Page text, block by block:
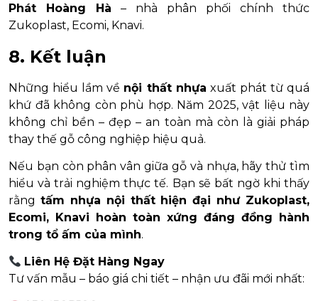
Phát Hoàng Hà – nhà phân phối chính thức
Zukoplast, Ecomi, Knavi.
8. Kết luận
Những hiểu lầm về nội thất nhựa xuất phát từ quá
khứ đã không còn phù hợp. Năm 2025, vật liệu này
không chỉ bền – đẹp – an toàn mà còn là giải pháp
thay thế gỗ công nghiệp hiệu quả.
Nếu bạn còn phân vân giữa gỗ và nhựa, hãy thử tìm
hiểu và trải nghiệm thực tế. Bạn sẽ bất ngờ khi thấy
rằng tấm nhựa nội thất hiện đại như Zukoplast,
Ecomi, Knavi hoàn toàn xứng đáng đồng hành
trong tổ ấm của mình.
Liên Hệ Đặt Hàng Ngay
Tư vấn mẫu – báo giá chi tiết – nhận ưu đãi mới nhất: